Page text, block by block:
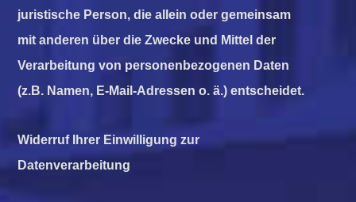
juristische Person, die allein oder gemeinsam
mit anderen über die Zwecke und Mittel der
Verarbeitung von personenbezogenen Daten
(z.B. Namen, E-Mail-Adressen o. ä.) entscheidet.
Widerruf Ihrer Einwilligung zur
Datenverarbeitung